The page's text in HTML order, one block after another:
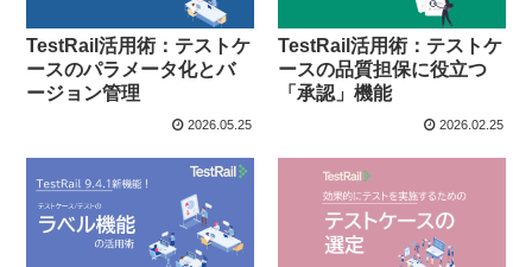
TestRail活用術：テストケ
ースのパラメータ化とバ
ージョン管理
2026.05.25
TestRail活用術：テストケ
ースの品質担保に役立つ
「承認」機能
2026.02.25